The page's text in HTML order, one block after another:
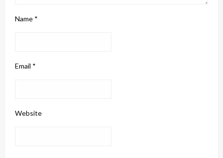
Name *
Email *
Website